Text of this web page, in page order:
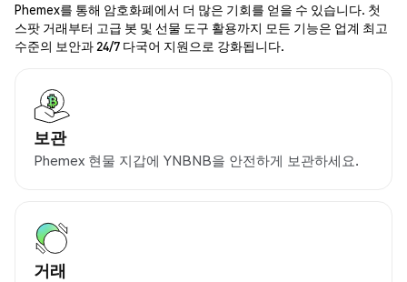
Phemex를 통해 암호화폐에서 더 많은 기회를 얻을 수 있습니다. 첫
스팟 거래부터 고급 봇 및 선물 도구 활용까지 모든 기능은 업계 최고
수준의 보안과 24/7 다국어 지원으로 강화됩니다.
보관
Phemex 현물 지갑에 YNBNB을 안전하게 보관하세요.
거래